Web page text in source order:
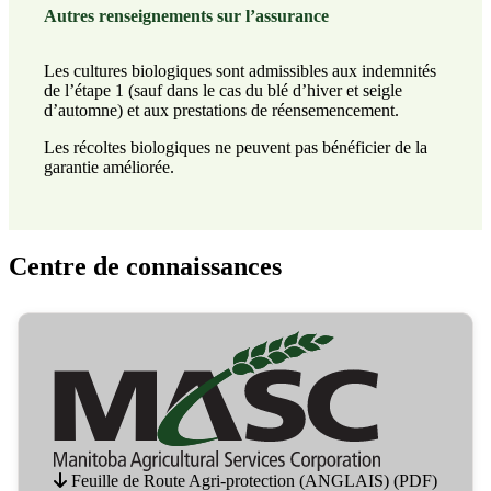
Autres renseignements sur l’assurance
Les cultures biologiques sont admissibles aux indemnités
de l’étape 1 (sauf dans le cas du blé d’hiver et seigle
d’automne) et aux prestations de réensemencement.
Les récoltes biologiques ne peuvent pas bénéficier de la
garantie améliorée.
Centre de connaissances
Skip carousel
Feuille de Route Agri-protection (ANGLAIS) (PDF)